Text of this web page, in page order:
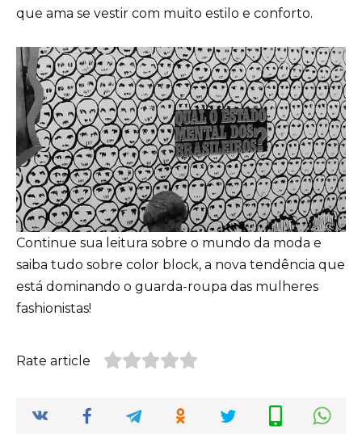
que ama se vestir com muito estilo e conforto.
Continue sua leitura sobre o mundo da moda e
saiba tudo sobre color block, a nova tendência que
está dominando o guarda-roupa das mulheres
fashionistas!
Rate article